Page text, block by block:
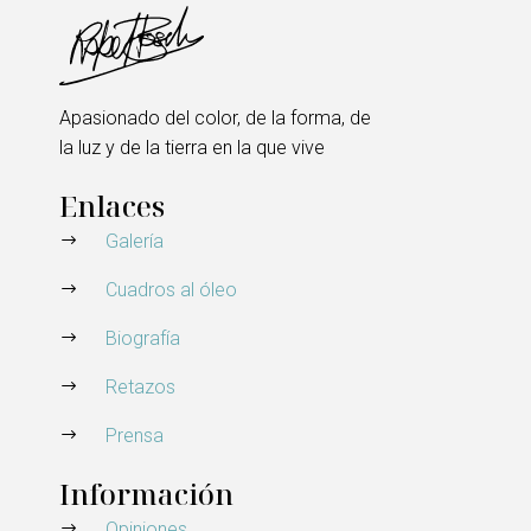
Apasionado del color, de la forma, de
la luz y de la tierra en la que vive
Enlaces
Galería
Cuadros al óleo
Biografía
Retazos
Prensa
Información